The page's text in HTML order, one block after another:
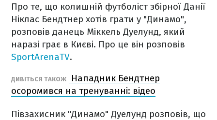
Про те, що колишній футболіст збірної Данії
Ніклас Бендтнер хотів грати у "Динамо",
розповів данець Міккель Дуелунд, який
наразі грає в Києві. Про це він розповів
SportArenaTV.
ДИВІТЬСЯ ТАКОЖ
Нападник Бендтнер
осоромився на тренуванні: відео
Півзахисник "Динамо" Дуелунд розповів, що